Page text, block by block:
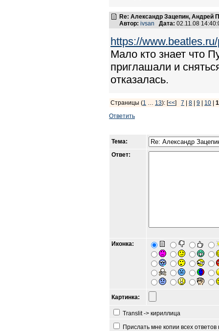
Re: Александр Зацепин, Андрей
Автор: ivsan Дата: 02.11.08
https://
Мало кто знает что
приглашали и
отказалась.
Страницы (1 … 13): [<<] 7 8 9 10
Ответить
Тема:
Ответ:
Иконка:
Картинка:
Translit -> кириллица
Прислать мне копии всех